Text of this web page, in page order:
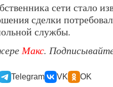
сети стало
сделки
службы.
Макс.
Telegram VK OK